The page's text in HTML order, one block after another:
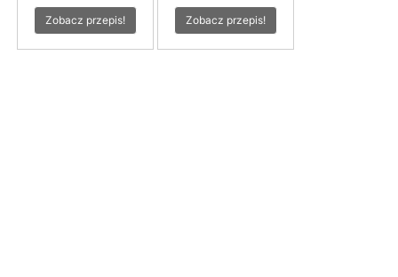
Zobacz przepis! Zobacz przepis!